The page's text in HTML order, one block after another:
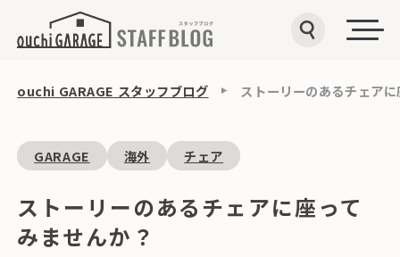
ouchi GARAGE スタッフブログ ストーリーのあるチェア
GARAGE 海外 チェア
ストーリーのあるチェアに座って
みませんか？